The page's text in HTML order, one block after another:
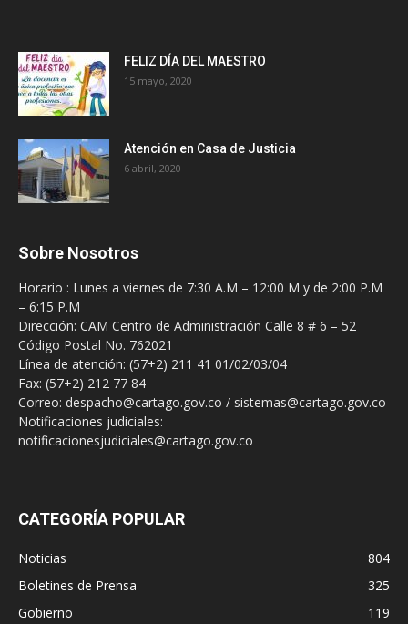
FELIZ DÍA DEL MAESTRO
15 mayo, 2020
Atención en Casa de Justicia
6 abril, 2020
Sobre Nosotros
Horario : Lunes a viernes de 7:30 A.M – 12:00 M y de 2:00 P.M
– 6:15 P.M
Dirección: CAM Centro de Administración Calle 8 # 6 – 52
Código Postal No. 762021
Línea de atención: (57+2) 211 41 01/02/03/04
Fax: (57+2) 212 77 84
Correo: despacho@cartago.gov.co / sistemas@cartago.gov.co
Notificaciones judiciales:
notificacionesjudiciales@cartago.gov.co
CATEGORÍA POPULAR
Noticias
804
Boletines de Prensa
325
Gobierno
119